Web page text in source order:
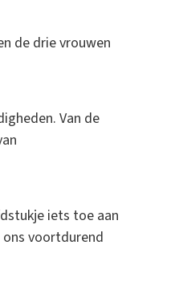
de drie vrouwen
Van de
iets toe aan
voortdurend